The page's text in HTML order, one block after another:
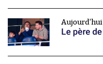
Aujourd'hui
Le père